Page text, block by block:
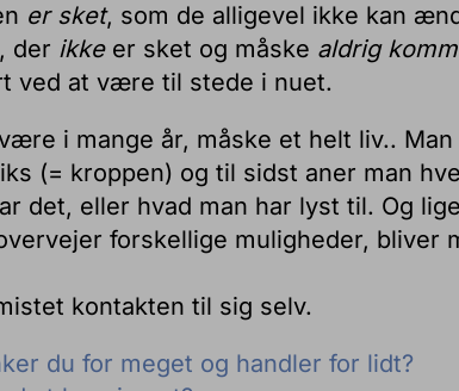
er sket, som de alligevel ikke kan
der ikkeer sket og måske aldrig
ved at være til stede i nuet.
i mange år, måske et helt liv..
(= kroppen) og til sidst aner man
det, eller hvad man har lyst til. Og
forskellige muligheder, bliver
kontakten til sig selv.
du for meget og handler for lidt?